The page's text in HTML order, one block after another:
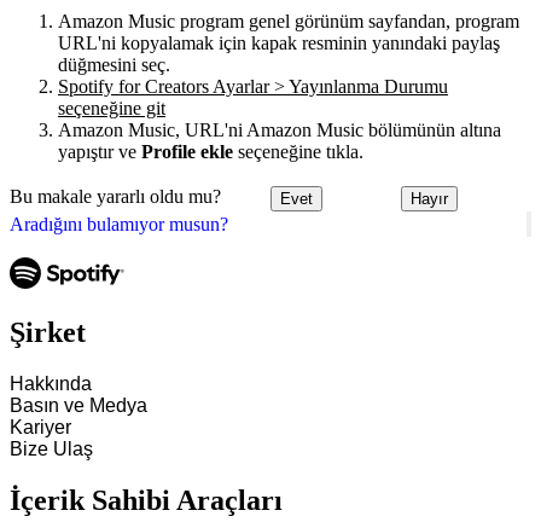
Aradığını bulamıyor musun?
Amazon Music program genel görünüm sayfandan, program
URL'ni kopyalamak için kapak resminin yanındaki paylaş
düğmesini seç.
Spotify for Creators Ayarlar > Yayınlanma Durumu
seçeneğine git
Amazon Music, URL'ni Amazon Music bölümünün altına
yapıştır ve Profile ekle seçeneğine tıkla.
Bu makale yararlı oldu mu? Evet Hayır
Şirket
Hakkında
Basın ve Medya
Kariyer
Bize Ulaş
İçerik Sahibi Araçları